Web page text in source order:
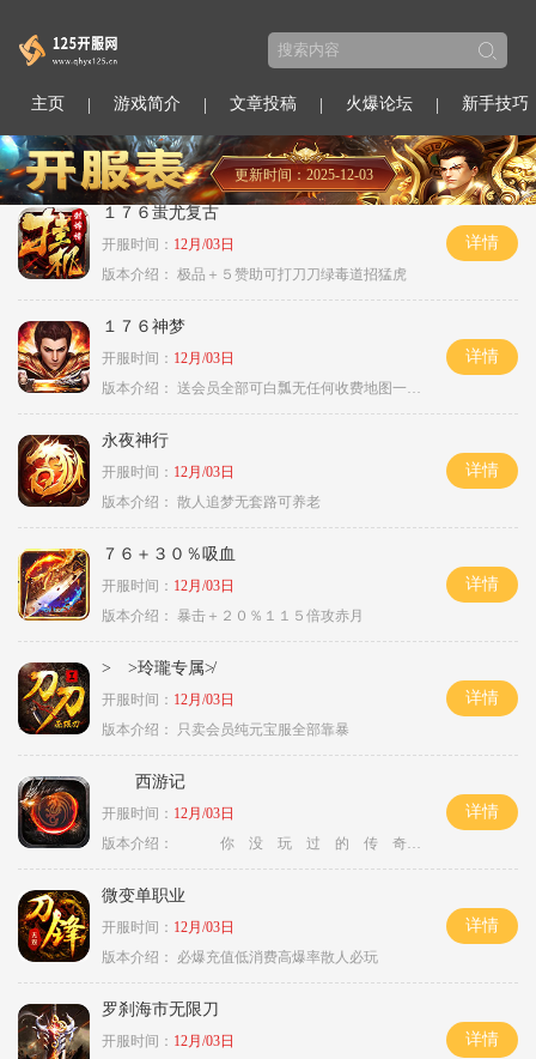
主页 游戏简介 文章投稿 火爆论坛 新手技巧
更新时间：2025-12-03
１７６蚩尤复古
开服时间： 12月/03日
版本介绍： 极品＋５赞助可打刀刀绿毒道招猛虎
详情
１７６神梦
开服时间： 12月/03日
版本介绍：
送会员全部可白瓢无任何收费地图一切靠打
详情
永夜神行
开服时间： 12月/03日
版本介绍： 散人追梦无套路可养老
详情
７６＋３０％吸血
开服时间： 12月/03日
版本介绍： 暴击＋２０％１１５倍攻赤月
详情
> >玲瓏专属≯
开服时间： 12月/03日
版本介绍：
只卖会员纯元宝服全部靠暴
详情
西游记
开服时间： 12月/03日
版本介绍：
你 没 玩 过 的 传 奇
详情
微变单职业
开服时间： 12月/03日
版本介绍：
必爆充值低消费高爆率散人必玩
详情
罗刹海市无限刀
开服时间： 12月/03日
详情